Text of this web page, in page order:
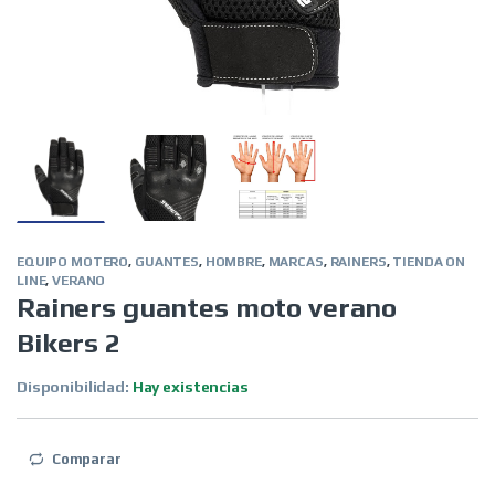
EQUIPO MOTERO, GUANTES, HOMBRE, MARCAS, RAINERS, TIENDA ON
LINE,VERANO
Rainers guantes moto verano
Bikers 2
Disponibilidad: Hay existencias
Comparar